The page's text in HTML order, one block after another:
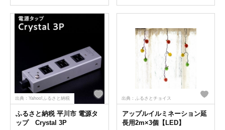
出典：Yahoo!ふるさと納税
ふるさと納税 平川市 電源タ
ップ Crystal 3P
出典：ふるさとチョイス
アップルイルミネーション延
長用2m×3個【LED】